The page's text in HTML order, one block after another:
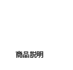
商品説明